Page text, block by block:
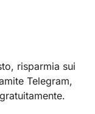
risparmia sui
Telegram,